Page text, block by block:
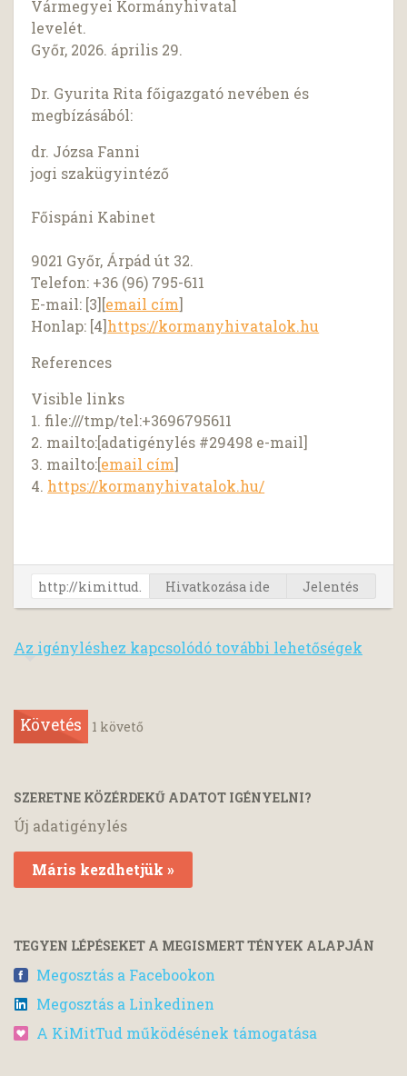
Vármegyei Kormányhivatal
levelét.
Győr, 2026. április 29.
Dr. Gyurita Rita főigazgató nevében és
megbízásából:
dr. Józsa Fanni
jogi szakügyintéző
Főispáni Kabinet
9021 Győr, Árpád út 32.
Telefon: +36 (96) 795-611
E-mail: [3][email cím]
Honlap: [4]https://kormanyhivatalok.hu
References
Visible links
1. file:///tmp/tel:+3696795611
2. mailto:[adatigénylés #29498 e-mail]
3. mailto:[email cím]
4. https://kormanyhivatalok.hu/
Hivatkozása ide Jelentés
Az igényléshez kapcsolódó további lehetőségek
Követés 1 követő
SZERETNE KÖZÉRDEKŰ ADATOT IGÉNYELNI?
Új adatigénylés
Máris kezdhetjük »
TEGYEN LÉPÉSEKET A MEGISMERT TÉNYEK ALAPJÁN
Megosztás a Facebookon
Megosztás a Linkedinen
A KiMitTud működésének támogatása